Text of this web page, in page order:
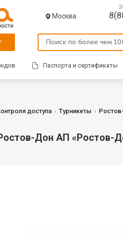
Москва
Паспорта и сертификаты
доступа Турникеты
Дон АП «Ростов-